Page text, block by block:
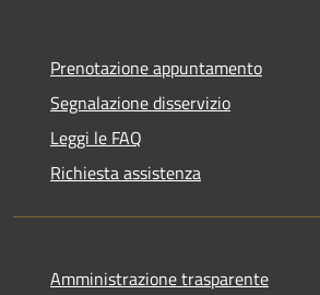
Prenotazione appuntamento
Segnalazione disservizio
Leggi le FAQ
Richiesta assistenza
Amministrazione trasparente